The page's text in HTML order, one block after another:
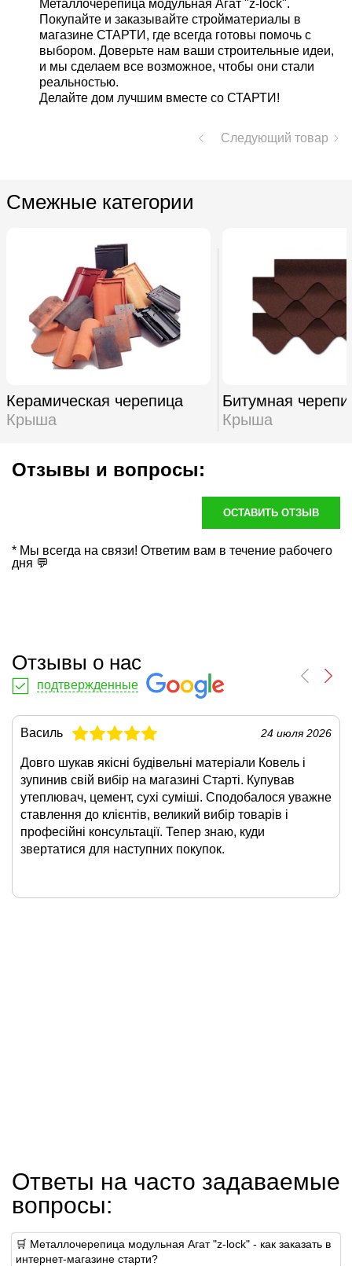
Металлочерепица модульная Агат "z-lock".
Покупайте и заказывайте стройматериалы в
магазине СТАРТИ, где всегда готовы помочь с
выбором. Доверьте нам ваши строительные идеи,
и мы сделаем все возможное, чтобы они стали
реальностью.
Делайте дом лучшим вместе со СТАРТИ!
Следующий товар
Смежные категории
Керамическая черепица
Крыша
Битумная
Крыша
Отзывы и вопросы:
ОСТАВИТЬ ОТЗЫВ
* Мы всегда на связи! Ответим вам в течение рабочего
дня 💬
Отзывы о нас
подтвержденные
Василь 24 июля 2026
Довго шукав якісні будівельні матеріали Ковель і
зупинив свій вибір на магазині Старті. Купував
утеплювач, цемент, сухі суміші. Сподобалося уважне
ставлення до клієнтів, великий вибір товарів і
професійні консультації. Тепер знаю, куди
звертатися для наступних покупок.
Ответы на часто задаваемые
вопросы:
🛒 Металлочерепица модульная Агат "z-lock" - как заказать в
интернет-магазине старти?